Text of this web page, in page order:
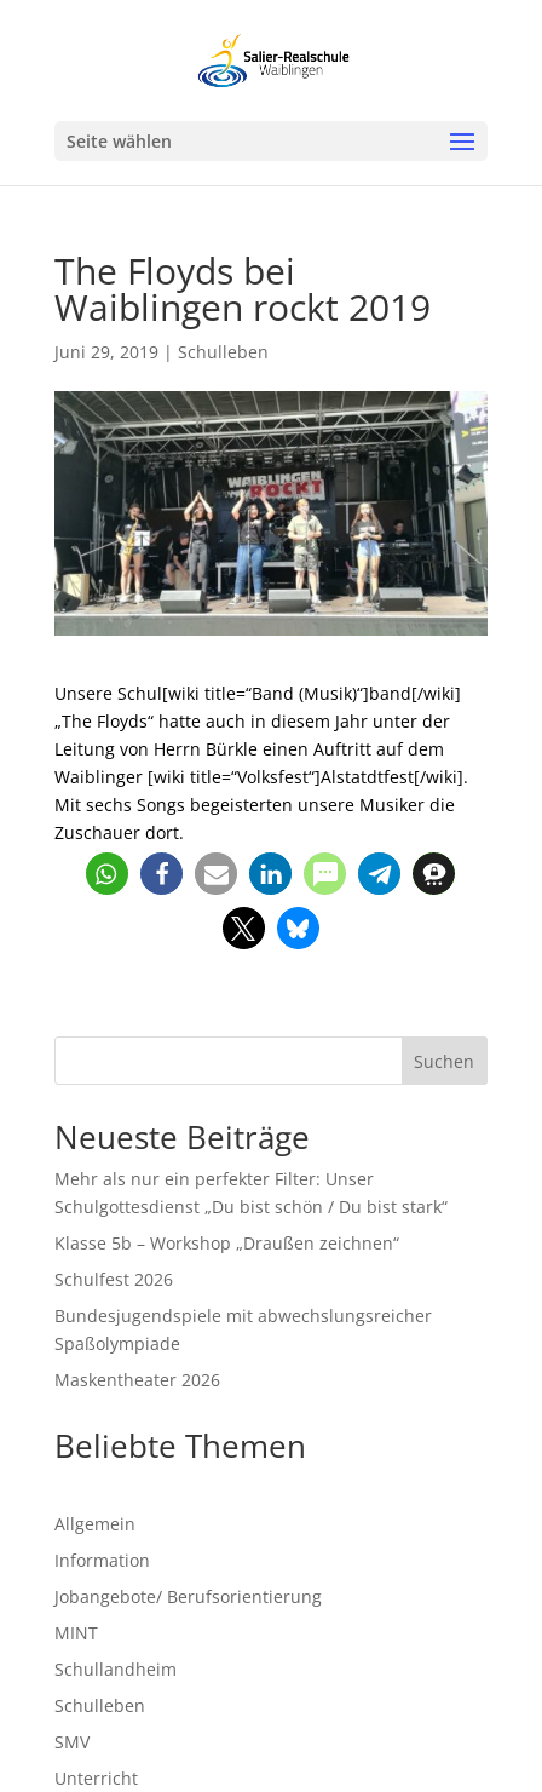
Seite wählen
The Floyds bei
Waiblingen rockt 2019
Juni 29, 2019| Schulleben
Unsere Schul[wiki title=“Band (Musik)“]band[/wiki]
„The Floyds“ hatte auch in diesem Jahr unter der
Leitung von Herrn Bürkle einen Auftritt auf dem
Waiblinger [wiki title=“Volksfest“]Alstatdtfest[/wiki].
Mit sechs Songs begeisterten unsere Musiker die
Zuschauer dort.
Suchen
Neueste Beiträge
Mehr als nur ein perfekter Filter: Unser
Schulgottesdienst „Du bist schön / Du bist stark“
Klasse 5b – Workshop „Draußen zeichnen“
Schulfest 2026
Bundesjugendspiele mit abwechslungsreicher
Spaßolympiade
Maskentheater 2026
Beliebte Themen
Allgemein
Information
Jobangebote/ Berufsorientierung
MINT
Schullandheim
Schulleben
SMV
Unterricht